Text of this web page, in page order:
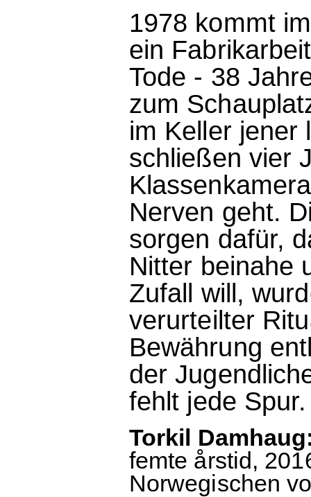
1978 kommt
ein
Tode - 38
zum
im Keller jener
schließen vier
Nerven geht.
sorgen dafür,
Nitter beinahe
Zufall will,
verurteilter
Bewährung
der
fehlt jede
Torkil
femte årstid,
Norwegischen